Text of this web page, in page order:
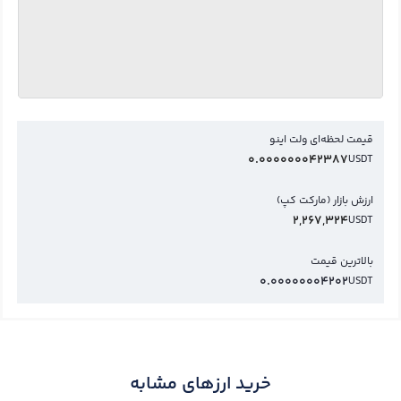
قیمت لحظه‌ای ولت اینو
USDT
0.000000042387
ارزش بازار (مارکت کپ)
USDT
2,267,324
بالاترین قیمت
USDT
0.00000004202
خرید ارزهای مشابه